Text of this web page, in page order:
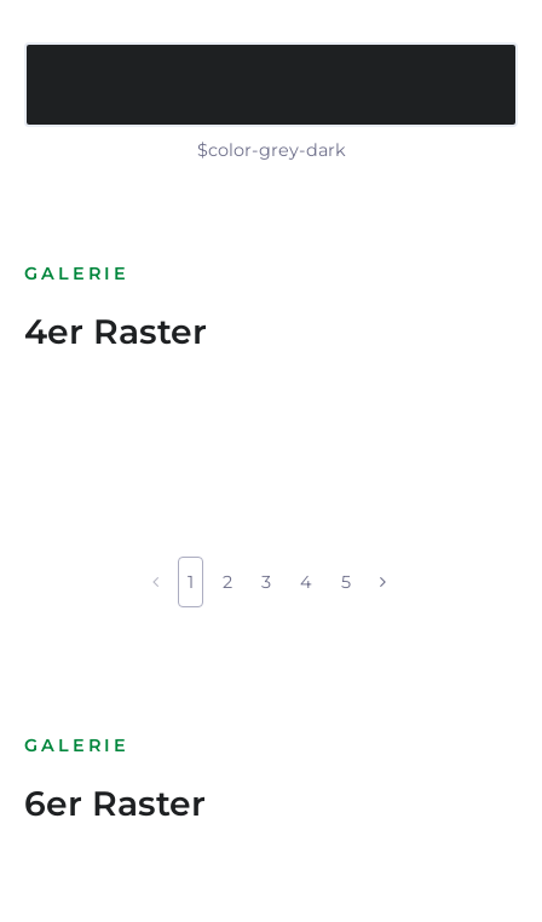
$color-grey-dark
GALERIE
4er Raster
1 2 3 4 5
GALERIE
6er Raster